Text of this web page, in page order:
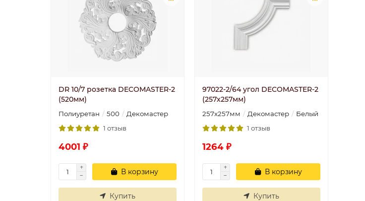
DR 10/7 розетка DECOMASTER-2
(520мм)
Полиуретан 500
Декомастер
1 отзыв
4001 ₽
В корзину
Купить
97022-2/64 угол DECOMASTER-2
(257х257мм)
257х257мм Декомастер
Белый
1 отзыв
1264 ₽
В корзину
Купить